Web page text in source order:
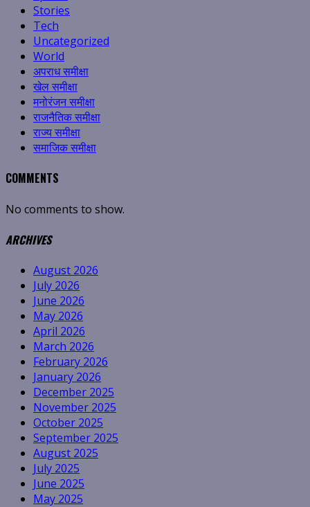
Stories
Tech
Uncategorized
World
अपराध समीक्षा
खेल समीक्षा
मनोरंजन समीक्षा
राजनैतिक समीक्षा
राज्य समीक्षा
समाजिक समीक्षा
COMMENTS
No comments to show.
ARCHIVES
August 2026
July 2026
June 2026
May 2026
April 2026
March 2026
February 2026
January 2026
December 2025
November 2025
October 2025
September 2025
August 2025
July 2025
June 2025
May 2025